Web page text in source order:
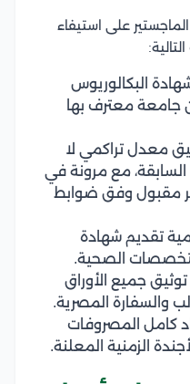
على استيفاء
البكالوريوس
جامعة معترف بها
معدل تراكمي لا
مع مرونة في
مقبول وفق ضوابط
تقديم شهادة
الصحية.
جميع الأوراق
والسفارة المصرية.
كامل المصروفات
الزمنية المعلنة.